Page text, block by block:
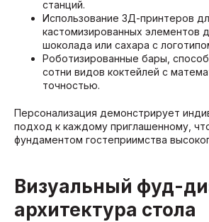
станций.
Использование 3Д-принтеров
кастомизированных элементов
шоколада или сахара с
Роботизированные бары,
сотни видов коктейлей с
точностью.
Персонализация демонстрирует
подход к каждому приглашенному,
фундаментом гостеприимства
Визуальный фуд-
архитектура стола